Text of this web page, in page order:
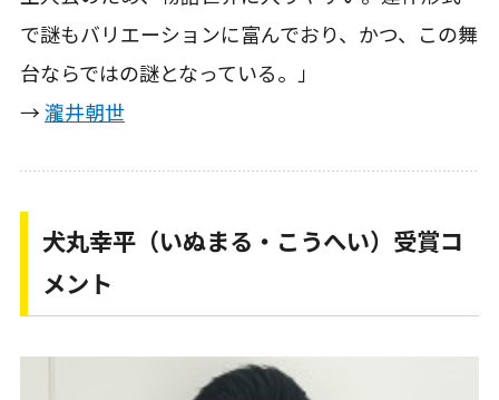
で謎もバリエーションに富んでおり、かつ、この舞
台ならではの謎となっている。」
→瀧井朝世
犬丸幸平（いぬまる・こうへい）受賞コ
メント